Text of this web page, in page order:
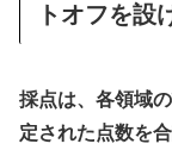
トオフを設
採点は、各領域
定された点数を合